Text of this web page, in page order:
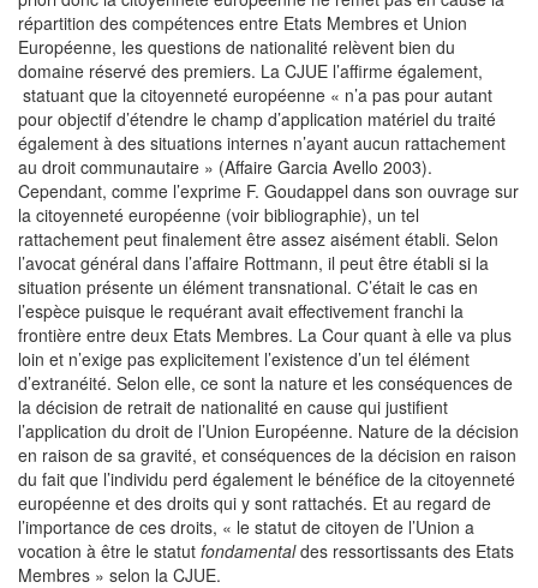
répartition des compétences entre Etats Membres et Union
Européenne, les questions de nationalité relèvent bien du
domaine réservé des premiers. La CJUE l’affirme également,
statuant que la citoyenneté européenne « n’a pas pour autant
pour objectif d’étendre le champ d’application matériel du traité
également à des situations internes n’ayant aucun rattachement
au droit communautaire » (Affaire Garcia Avello 2003).
Cependant, comme l’exprime F. Goudappel dans son ouvrage sur
la citoyenneté européenne (voir bibliographie), un tel
rattachement peut finalement être assez aisément établi. Selon
l’avocat général dans l’affaire Rottmann, il peut être établi si la
situation présente un élément transnational. C’était le cas en
l’espèce puisque le requérant avait effectivement franchi la
frontière entre deux Etats Membres. La Cour quant à elle va plus
loin et n’exige pas explicitement l’existence d’un tel élément
d’extranéité. Selon elle, ce sont la nature et les conséquences de
la décision de retrait de nationalité en cause qui justifient
l’application du droit de l’Union Européenne. Nature de la décision
en raison de sa gravité, et conséquences de la décision en raison
du fait que l’individu perd également le bénéfice de la citoyenneté
européenne et des droits qui y sont rattachés. Et au regard de
l’importance de ces droits, « le statut de citoyen de l’Union a
vocation à être le statut fondamentaldes ressortissants des Etats
Membres » selon la CJUE.